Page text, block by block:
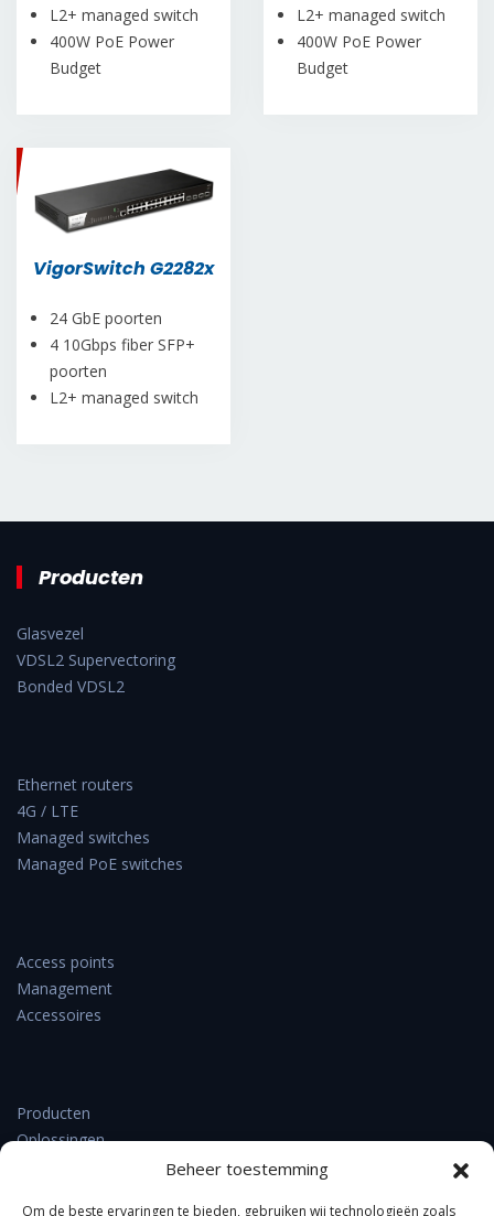
Beheer toestemming
Om de beste ervaringen te bieden, gebruiken wij technologieën zoals
L2+ managed switch
400W PoE Power
Budget
L2+ managed switch
400W PoE Power
Budget
VigorSwitch G2282x
24 GbE poorten
4 10Gbps fiber SFP+
poorten
L2+ managed switch
Producten
Glasvezel
VDSL2 Supervectoring
Bonded VDSL2
Ethernet routers
4G / LTE
Managed switches
Managed PoE switches
Access points
Management
Accessoires
Producten
Oplossingen
Support & downloads